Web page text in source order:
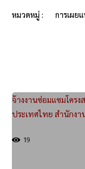
หมวดหมู่ : การเผย
จ้างงานซ่อมแซมโคร
ประเทศไทย สำนักง
19